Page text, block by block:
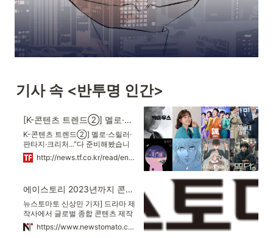
기사 속 <반투명 인간>
[K-콘텐츠 트렌드②] 멜로·스릴러·판타지·크리처..."다 준비해봤습니다"
K-콘텐츠 트렌드②] 멜로·스릴러·
판타지·크리처..."다 준비해봤습니
다" 드라마, 예능, 시트콤, 다큐멘터
리까지...전 장르 '준비 완료' 콘텐츠
했다. /에이스토리 제공 스튜디오드
래곤, 에이스토리 등 국내 대형 콘
텐츠 제작사들이 속속 2022년 작
품 라인업을 공개하고 있다. 국내외
대형 OTT 플랫폼들의 약진과 글로
http://news.tf.co.kr/read/entertain/1913368.htm
에이스토리 2023년까지 콘텐츠 라인업
뉴스토마토 신상민 기자] 드라마 제
작사에서 글로벌 종합 콘텐츠 제작
사로 도약 중인 에이스토리가
2023년까지 제작 및 방영 예정 콘
https://www.newstomato.com/ReadNews.aspx?no=1070132&inflow=N